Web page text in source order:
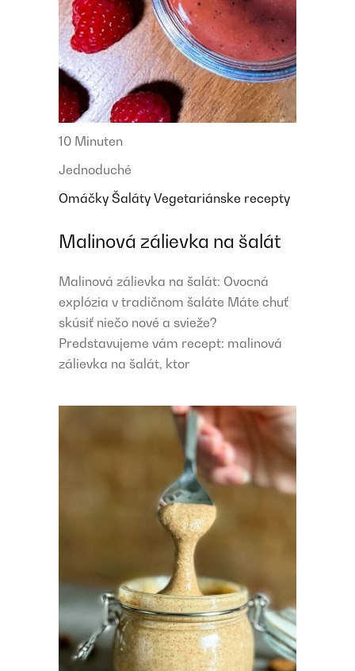
10 Minuten
Jednoduché
Omáčky Šaláty Vegetariánske recepty
Malinová zálievka na šalát
Malinová zálievka na šalát: Ovocná
explózia v tradičnom šaláte Máte chuť
skúsiť niečo nové a svieže?
Predstavujeme vám recept: malinová
zálievka na šalát, ktor